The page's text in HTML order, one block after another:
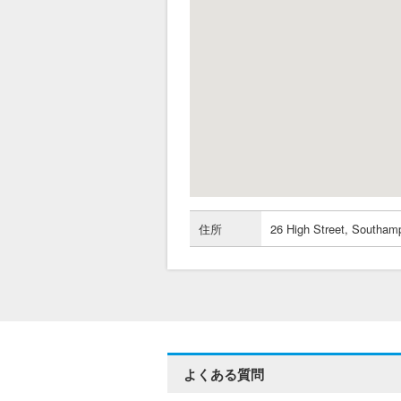
住所 26 High Street,
よくある質問